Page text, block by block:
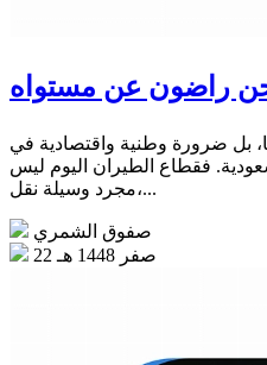
راضون عن مستواه
بل ضرورة وطنية واقتصادية في
فقطاع الطيران اليوم ليس
مجرد وسيلة نقل،...
صفوق الشمري
22 صفر 1448 هـ